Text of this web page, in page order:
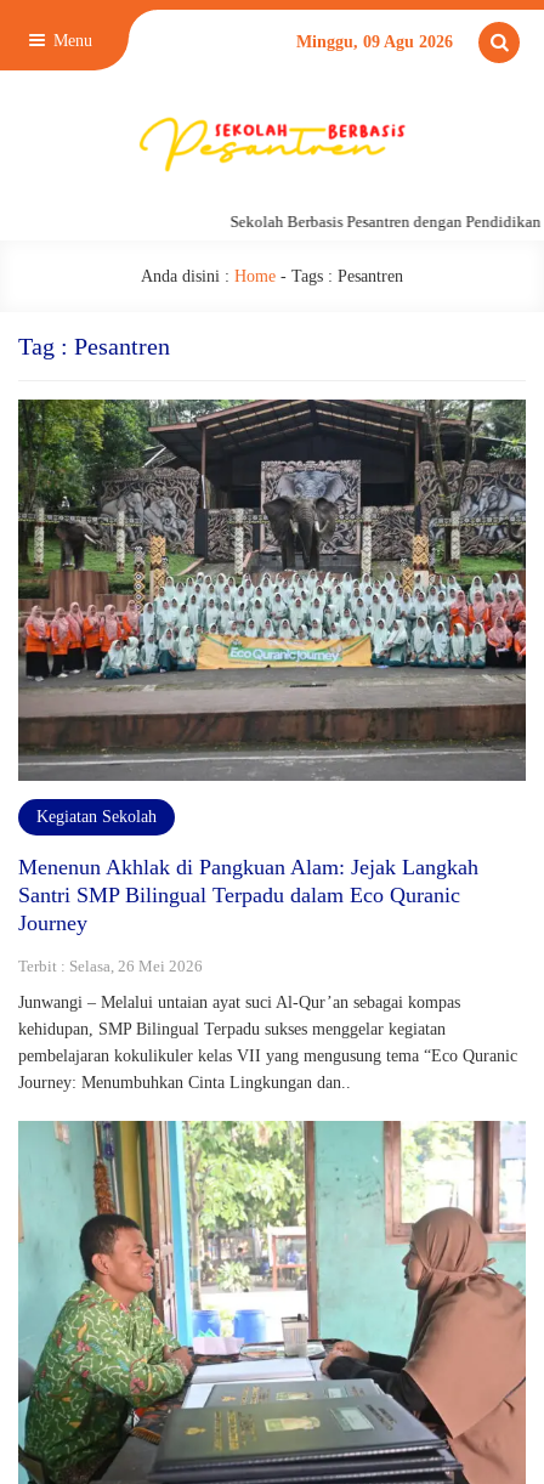
Menu Minggu, 09 Agu 2026
Sekolah Berbasis Pesantren dengan Pendidikan 24
Anda disini : Home - Tags : Pesantren
Tag : Pesantren
Kegiatan Sekolah
Menenun Akhlak di Pangkuan Alam: Jejak Langkah
Santri SMP Bilingual Terpadu dalam Eco Quranic
Journey
Terbit : Selasa, 26 Mei 2026
Junwangi – Melalui untaian ayat suci Al-Qur’an sebagai kompas
kehidupan, SMP Bilingual Terpadu sukses menggelar kegiatan
pembelajaran kokulikuler kelas VII yang mengusung tema “Eco Quranic
Journey: Menumbuhkan Cinta Lingkungan dan..